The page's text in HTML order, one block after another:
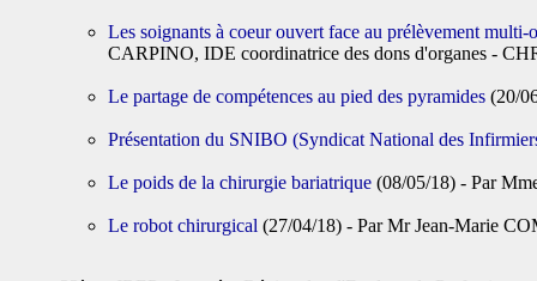
Les soignants à coeur ouvert face au prélèvement multi-
CARPINO, IDE coordinatrice des dons d'organes -
Le partage de compétences au pied des pyramides (20/
Présentation du SNIBO (Syndicat National des
Le poids de la chirurgie bariatrique (08/05/18) - Par
Le robot chirurgical (27/04/18) - Par Mr Jean-Marie